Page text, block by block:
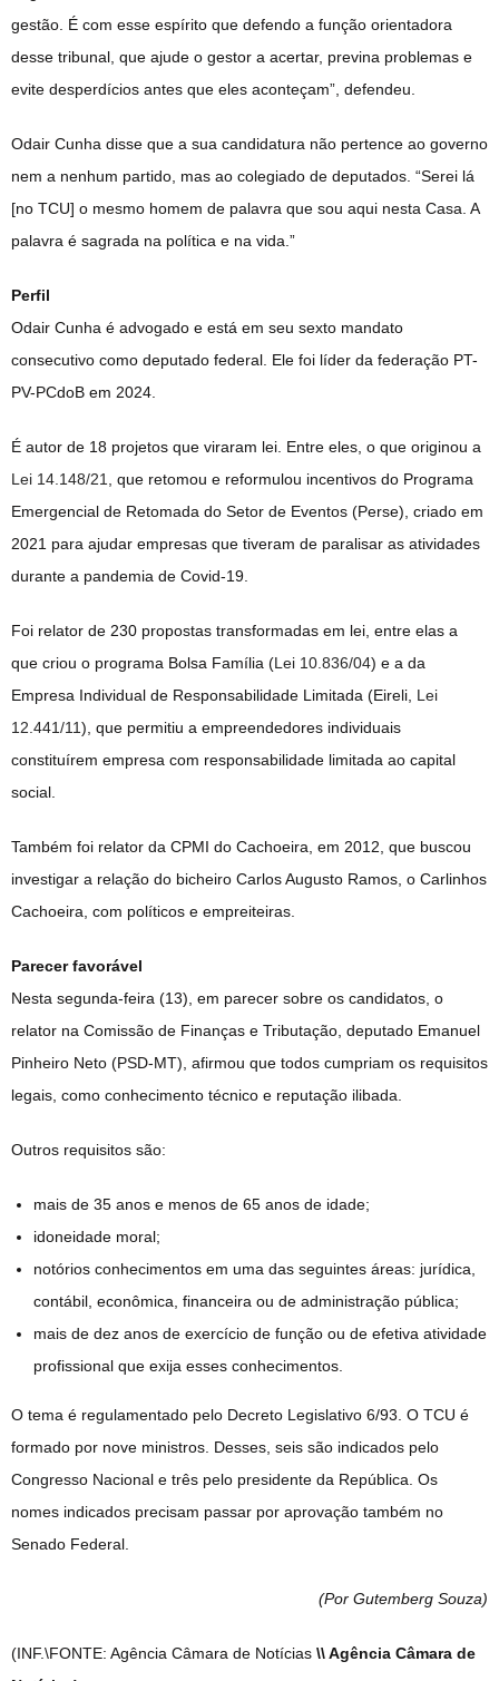
gestão. É com esse espírito que defendo a função orientadora
desse tribunal, que ajude o gestor a acertar, previna problemas e
evite desperdícios antes que eles aconteçam”, defendeu.
Odair Cunha disse que a sua candidatura não pertence ao governo
nem a nenhum partido, mas ao colegiado de deputados. “Serei lá
[no TCU] o mesmo homem de palavra que sou aqui nesta Casa. A
palavra é sagrada na política e na vida.”
Perfil
Odair Cunha é advogado e está em seu sexto mandato
consecutivo como deputado federal. Ele foi líder da federação PT-
PV-PCdoB em 2024.
É autor de 18 projetos que viraram lei. Entre eles, o que originou a
Lei 14.148/21
, que retomou e reformulou incentivos do Programa
Emergencial de Retomada do Setor de Eventos (Perse), criado em
2021 para ajudar empresas que tiveram de paralisar as atividades
durante a pandemia de Covid-19.
Foi relator de 230 propostas transformadas em lei, entre elas a
que criou o programa Bolsa Família (Lei 10.836/04) e a da
Empresa Individual de Responsabilidade Limitada (Eireli, Lei
12.441/11), que permitiu a empreendedores individuais
constituírem empresa com responsabilidade limitada ao capital
social.
Também foi relator da CPMI do Cachoeira, em 2012, que buscou
investigar a relação do bicheiro Carlos Augusto Ramos, o Carlinhos
Cachoeira, com políticos e empreiteiras.
Parecer favorável
Nesta segunda-feira (13), em parecer sobre os candidatos, o
relator na Comissão de Finanças e Tributação, deputado Emanuel
Pinheiro Neto (PSD-MT), afirmou que todos cumpriam os requisitos
legais, como conhecimento técnico e reputação ilibada.
Outros requisitos são:
mais de 35 anos e menos de 65 anos de idade;
idoneidade moral;
notórios conhecimentos em uma das seguintes áreas: jurídica,
contábil, econômica, financeira ou de administração pública;
mais de dez anos de exercício de função ou de efetiva atividade
profissional que exija esses conhecimentos.
O tema é regulamentado pelo Decreto Legislativo 6/93. O TCU é
formado por nove ministros. Desses, seis são indicados pelo
Congresso Nacional e três pelo presidente da República. Os
nomes indicados precisam passar por aprovação também no
Senado Federal.
(Por Gutemberg Souza)
(INF.\FONTE: Agência Câmara de Notícias \\ Agência Câmara de